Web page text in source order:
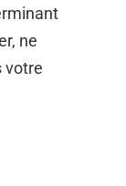
ne
votre